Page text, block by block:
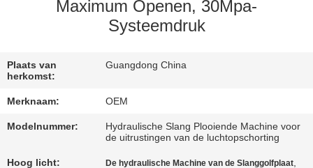
CONTACT
MET
Maximum Openen, 30Mpa-
Systeemdruk
Plaats van
herkomst:
Guangdong China
Merknaam: OEM
Modelnummer:
Hydraulische Slang Plooiende Machine voor
de uitrustingen van de luchtopschorting
Hoog licht: De hydraulische Machine van de Slanggolfplaat,